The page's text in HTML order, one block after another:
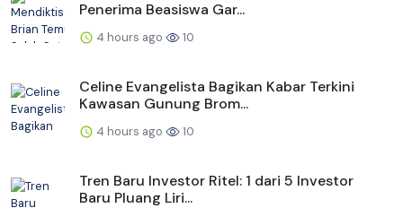
Penerima Beasiswa Gar...
4 hours ago 10
Celine Evangelista Bagikan Kabar Terkini
Kawasan Gunung Brom...
4 hours ago 10
Tren Baru Investor Ritel: 1 dari 5 Investor
Baru Pluang Liri...